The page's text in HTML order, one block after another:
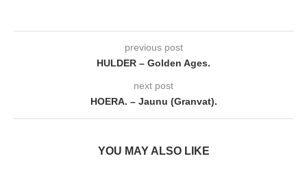
previous post
HULDER – Golden Ages.
next post
HOERA. – Jaunu (Granvat).
YOU MAY ALSO LIKE